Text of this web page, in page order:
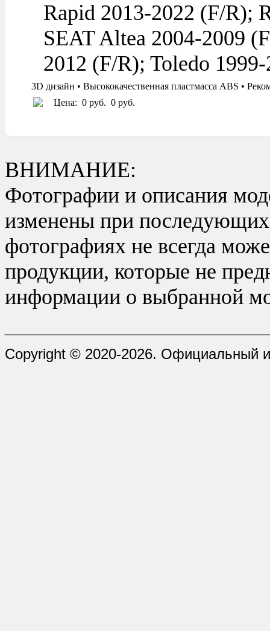
Rapid 2013-2022 (F/R);
SEAT Altea 2004-2009
2012 (F/R); Toledo
3D дизайн • Высококачественная пластмасса ABS •
Цена: 0 руб. 0 руб.
ВНИМАНИЕ:
Фотографии и описания
изменены при последующих
фотографиях не всегда
продукции, которые не
информации о выбранной
Copyright © 2020-2026. Официальный